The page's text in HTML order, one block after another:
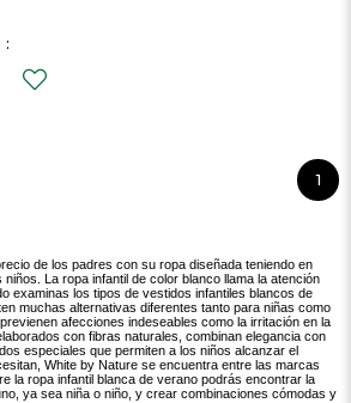
1
de los padres con su ropa diseñada teniendo en
La ropa infantil de color blanco llama la atención
examinas los tipos de vestidos infantiles blancos de
muchas alternativas diferentes tanto para niñas como
afecciones indeseables como la irritación en la
con fibras naturales, combinan elegancia con
especiales que permiten a los niños alcanzar el
White by Nature se encuentra entre las marcas
la ropa infantil blanca de verano podrás encontrar la
ya sea niña o niño, y crear combinaciones cómodas y